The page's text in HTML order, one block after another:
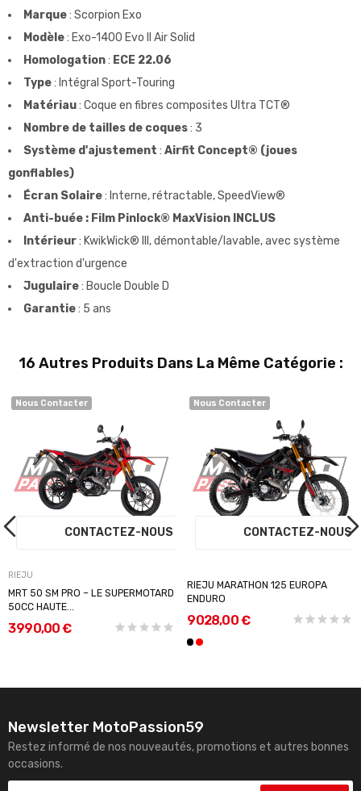
Marque: Scorpion Exo
Modèle: Exo-1400 Evo II Air Solid
Homologation: ECE 22.06
Type: Intégral Sport-Touring
Matériau: Coque en fibres composites Ultra TCT®
Nombre de tailles de coques: 3
Système d'ajustement : Airfit Concept® (joues
gonflables)
Écran Solaire: Interne, rétractable, SpeedView®
Anti-buée : Film Pinlock® MaxVision INCLUS
Intérieur: KwikWick® III, démontable/lavable, avec système
d'extraction d'urgence
Jugulaire: Boucle Double D
Garantie: 5 ans
16 Autres Produits Dans La Même Catégorie :
Nous Contacter
CONTACTEZ-NOUS
RIEJU
MRT 50 SM PRO – LE SUPERMOTARD
50CC HAUTE...
3 990,00 €
Nous Contacter
CONTACTEZ-NOUS
RIEJU MARATHON 125 EUROPA
ENDURO
9 028,00 €
Newsletter MotoPassion59
Restez informé de nos nouveautés, promotions et autres bonnes
occasions.